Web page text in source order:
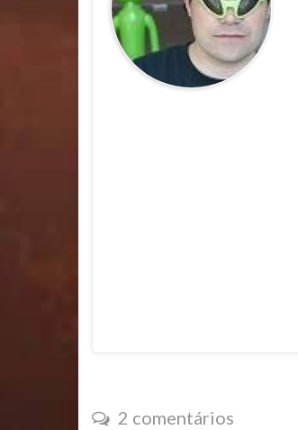
2 comentários